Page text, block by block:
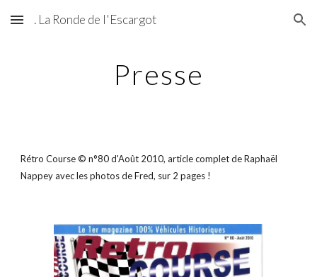
Skip to main content Skip to navigation
. La Ronde de l'Escargot
Presse
Rétro Course © n°80 d'Août 2010, article complet de Raphaël
Nappey avec les photos de Fred, sur 2 pages !